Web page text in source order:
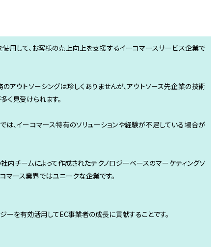
用して、お客様の売上向上を支援するイーコマースサービス企業で
アウトソーシングは珍しくありませんが、アウトソース先企業の技術
く見受けられます。
、イーコマース特有のソリューションや経験が不足している場合が
内チームによって作成されたテクノロジーベースのマーケティングソ
マース業界ではユニークな企業です。
ーを有効活用してEC事業者の成長に貢献することです。